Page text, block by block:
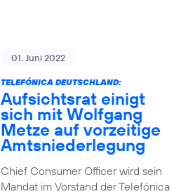
01. Juni 2022
TELEFÓNICA DEUTSCHLAND:
Aufsichtsrat einigt
sich mit Wolfgang
Metze auf vorzeitige
Amtsniederlegung
Chief Consumer Officer wird sein
Mandat im Vorstand der Telefónica